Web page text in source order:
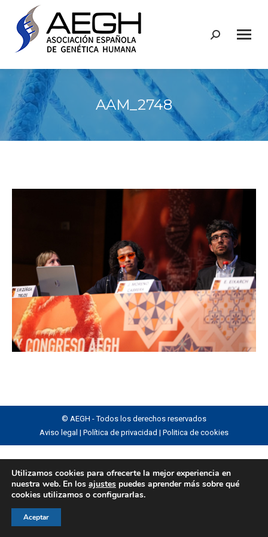
Buscar:
AAM_2748
© AEGH - Todos los derechos reservados
Aviso legal | Política de privacidad | Politica de cookies
Utilizamos cookies para ofrecerte la mejor experiencia en
nuestra web. En los ajustes puedes aprender más sobre qué
cookies utilizamos o configurarlas.
Aceptar